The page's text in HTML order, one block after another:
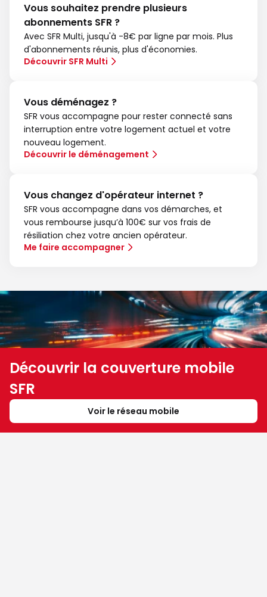
Vous souhaitez prendre plusieurs
abonnements SFR ?
Avec SFR Multi, jusqu'à -8€ par ligne par mois. Plus
d'abonnements réunis, plus d'économies.
Découvrir SFR Multi
Vous déménagez ?
SFR vous accompagne pour rester connecté sans
interruption entre votre logement actuel et votre
nouveau logement.
Découvrir le déménagement
Vous changez d'opérateur internet ?
SFR vous accompagne dans vos démarches, et
vous rembourse jusqu’à 100€ sur vos frais de
résiliation chez votre ancien opérateur.
Me faire accompagner
Découvrir la couverture mobile
SFR
Voir le réseau mobile